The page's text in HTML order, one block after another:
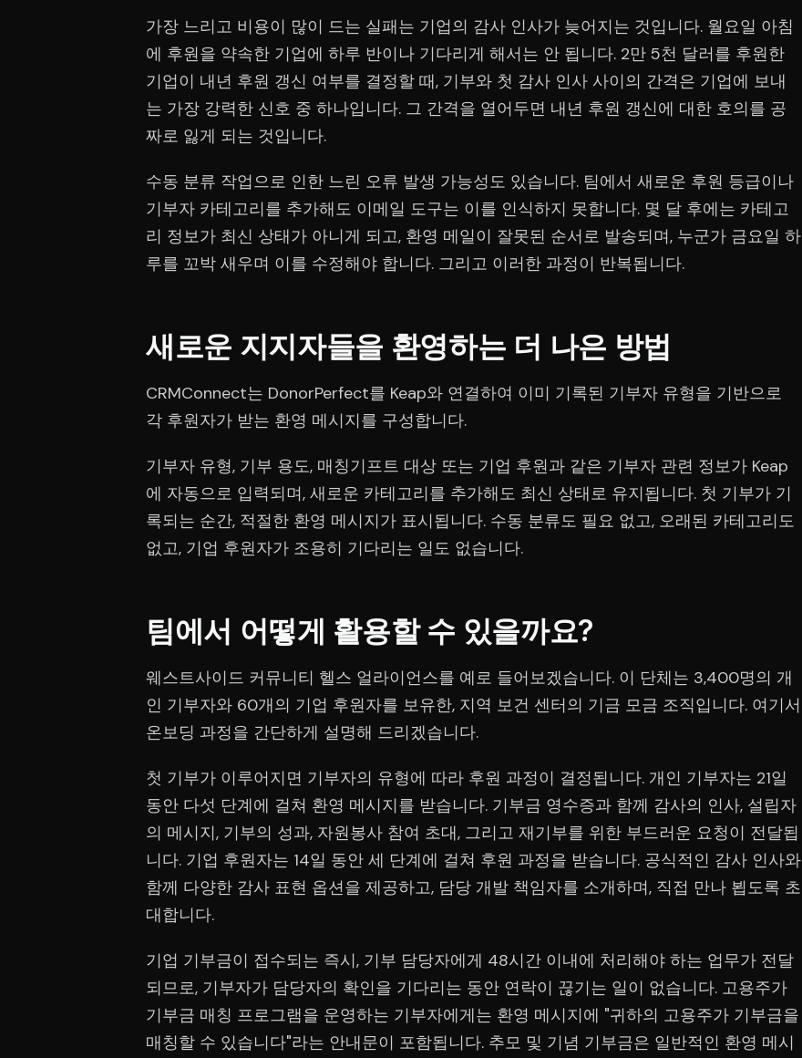
가장 느리고 비용이 많이 드는 실패는 기업의 감사 인사가 늦어지는 것입니다. 월요일 아침
에 후원을 약속한 기업에 하루 반이나 기다리게 해서는 안 됩니다. 2만 5천 달러를 후원한
기업이 내년 후원 갱신 여부를 결정할 때, 기부와 첫 감사 인사 사이의 간격은 기업에 보내
는 가장 강력한 신호 중 하나입니다. 그 간격을 열어두면 내년 후원 갱신에 대한 호의를 공
짜로 잃게 되는 것입니다.
수동 분류 작업으로 인한 느린 오류 발생 가능성도 있습니다. 팀에서 새로운 후원 등급이나
기부자 카테고리를 추가해도 이메일 도구는 이를 인식하지 못합니다. 몇 달 후에는 카테고
리 정보가 최신 상태가 아니게 되고, 환영 메일이 잘못된 순서로 발송되며, 누군가 금요일 하
루를 꼬박 새우며 이를 수정해야 합니다. 그리고 이러한 과정이 반복됩니다.
새로운 지지자들을 환영하는 더 나은 방법
CRMConnect는 DonorPerfect를 Keap와 연결하여 이미 기록된 기부자 유형을 기반으로
각 후원자가 받는 환영 메시지를 구성합니다.
기부자 유형, 기부 용도, 매칭기프트 대상 또는 기업 후원과 같은 기부자 관련 정보가 Keap
에 자동으로 입력되며, 새로운 카테고리를 추가해도 최신 상태로 유지됩니다. 첫 기부가 기
록되는 순간, 적절한 환영 메시지가 표시됩니다. 수동 분류도 필요 없고, 오래된 카테고리도
없고, 기업 후원자가 조용히 기다리는 일도 없습니다.
팀에서 어떻게 활용할 수 있을까요?
웨스트사이드 커뮤니티 헬스 얼라이언스를 예로 들어보겠습니다. 이 단체는 3,400명의 개
인 기부자와 60개의 기업 후원자를 보유한, 지역 보건 센터의 기금 모금 조직입니다. 여기서
온보딩 과정을 간단하게 설명해 드리겠습니다.
첫 기부가 이루어지면 기부자의 유형에 따라 후원 과정이 결정됩니다. 개인 기부자는 21일
동안 다섯 단계에 걸쳐 환영 메시지를 받습니다. 기부금 영수증과 함께 감사의 인사, 설립자
의 메시지, 기부의 성과, 자원봉사 참여 초대, 그리고 재기부를 위한 부드러운 요청이 전달됩
니다. 기업 후원자는 14일 동안 세 단계에 걸쳐 후원 과정을 받습니다. 공식적인 감사 인사와
함께 다양한 감사 표현 옵션을 제공하고, 담당 개발 책임자를 소개하며, 직접 만나 뵙도록 초
대합니다.
기업 기부금이 접수되는 즉시, 기부 담당자에게 48시간 이내에 처리해야 하는 업무가 전달
되므로, 기부자가 담당자의 확인을 기다리는 동안 연락이 끊기는 일이 없습니다. 고용주가
기부금 매칭 프로그램을 운영하는 기부자에게는 환영 메시지에 "귀하의 고용주가 기부금을
매칭할 수 있습니다"라는 안내문이 포함됩니다. 추모 및 기념 기부금은 일반적인 환영 메시